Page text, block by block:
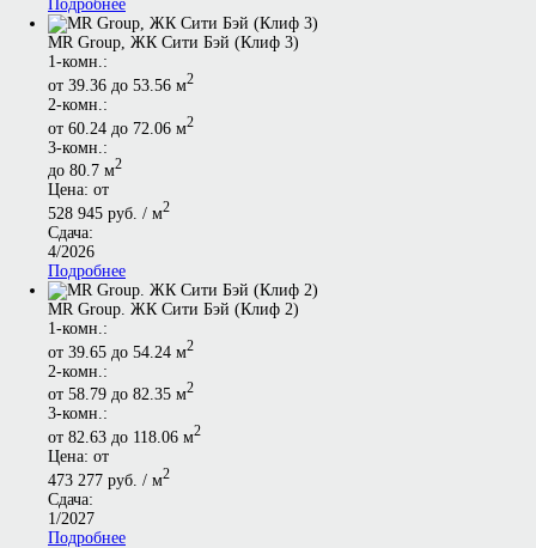
Подробнее
MR Group, ЖК Сити Бэй (Клиф 3)
1-комн.:
от 39.36 до 53.56 м2
2-комн.:
от 60.24 до 72.06 м2
3-комн.:
до 80.7 м2
Цена: от
528 945 руб. / м2
Сдача:
4/2026
Подробнее
MR Group. ЖК Сити Бэй (Клиф 2)
1-комн.:
от 39.65 до 54.24 м2
2-комн.:
от 58.79 до 82.35 м2
3-комн.:
от 82.63 до 118.06 м2
Цена: от
473 277 руб. / м2
Сдача:
1/2027
Подробнее